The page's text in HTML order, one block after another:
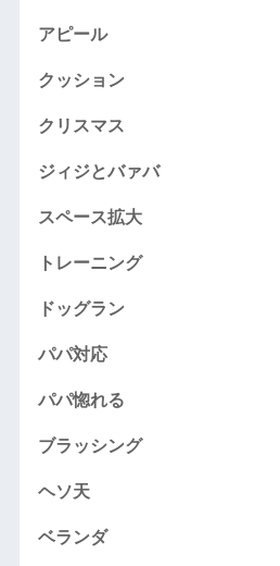
アピール
クッション
クリスマス
ジィジとバァバ
スペース拡大
トレーニング
ドッグラン
パパ対応
パパ惚れる
ブラッシング
ヘソ天
ベランダ